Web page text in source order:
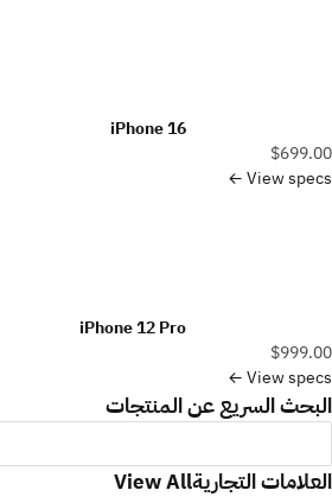
iPhone 16
$699.00
View specs ←
iPhone 12 Pro
$999.00
View specs ←
البحث السريع عن المنتجات
العلامات التجاريةView All